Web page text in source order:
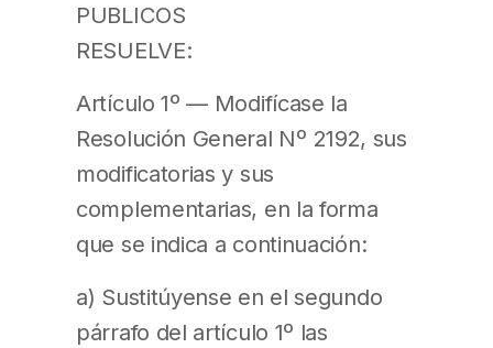
PUBLICOS
RESUELVE:
Artículo 1º — Modifícase la
Resolución General Nº 2192, sus
modificatorias y sus
complementarias, en la forma
que se indica a continuación:
a) Sustitúyense en el segundo
párrafo del artículo 1º las